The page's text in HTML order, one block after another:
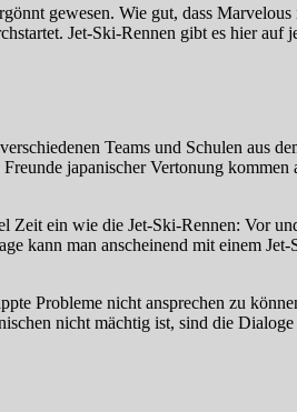
gewesen. Wie gut, dass
Jet-Ski-Rennen gibt es hier
Teams und Schulen aus
japanischer Vertonung
ein wie die Jet-Ski-Rennen: Vor
kann man anscheinend mit einem Jet-
Probleme nicht ansprechen zu
nicht mächtig ist, sind die